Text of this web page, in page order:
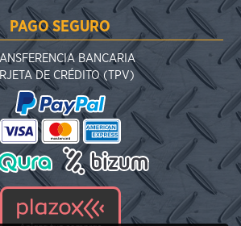
PAGO SEGURO
BANCARIA
DE CRÉDITO (TPV)